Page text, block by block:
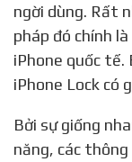
ngời dùng. Rất
pháp đó chính
iPhone quốc tế.
iPhone Lock có
Bởi sự giống nhau hoàn toàn của cấu hình, chức
năng, các